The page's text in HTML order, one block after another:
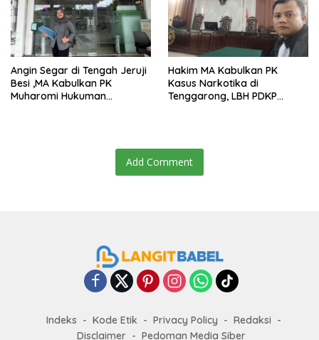
Angin Segar di Tengah Jeruji
Besi ,MA Kabulkan PK
Muharomi Hukuman
Hakim MA Kabulkan PK
Kasus Narkotika di
Tenggarong, LBH PDKP
Add Comment
Indeks Kode Etik Privacy Policy
Redaksi
Disclaimer
Pedoman Media Siber